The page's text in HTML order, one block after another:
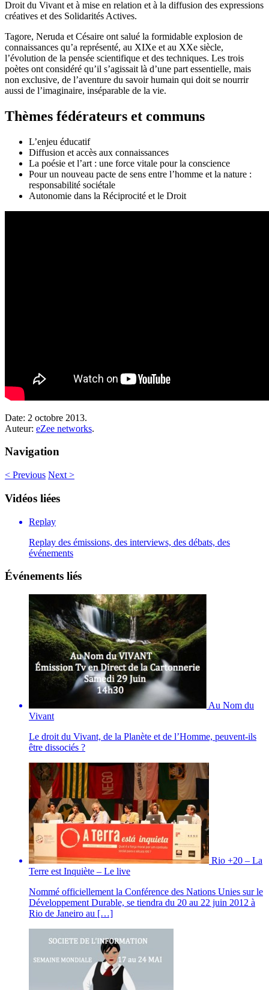
Droit du Vivant et à mise en relation et à la diffusion des expressions
créatives et des Solidarités Actives.
Tagore, Neruda et Césaire ont salué la formidable explosion de
connaissances qu’a représenté, au XIXe et au XXe siècle,
l’évolution de la pensée scientifique et des techniques. Les trois
poètes ont considéré qu’il s’agissait là d’une part essentielle, mais
non exclusive, de l’aventure du savoir humain qui doit se nourrir
aussi de l’imaginaire, inséparable de la vie.
Thèmes fédérateurs et communs
L’enjeu éducatif
Diffusion et accès aux connaissances
La poésie et l’art : une force vitale pour la conscience
Pour un nouveau pacte de sens entre l’homme et la nature :
responsabilité sociétale
Autonomie dans la Réciprocité et le Droit
Date: 2 octobre 2013.
Auteur: eZee networks.
Navigation
< Previous Next >
Vidéos liées
Replay
Replay des émissions, des interviews, des débats, des
événements
Événements liés
Au Nom du
Vivant
Le droit du Vivant, de la Planète et de l’Homme, peuvent-ils
être dissociés ?
Rio +20 – La
Terre est Inquiète – Le live
Nommé officiellement la Conférence des Nations Unies sur le
Développement Durable, se tiendra du 20 au 22 juin 2012 à
Rio de Janeiro au […]